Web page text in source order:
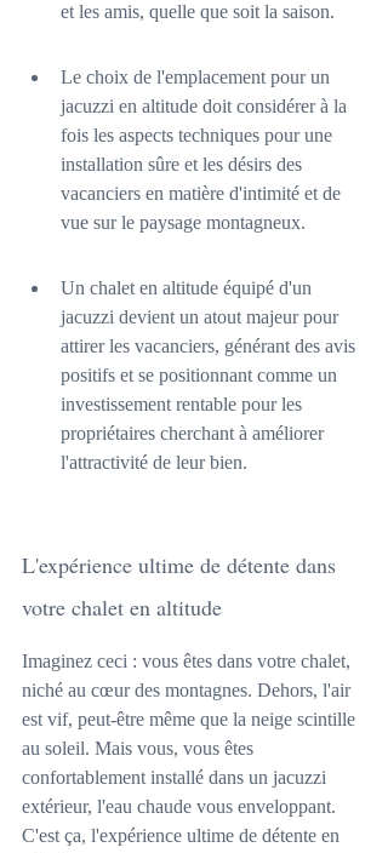
et les amis, quelle que soit la saison.
Le choix de l'emplacement pour un
jacuzzi en altitude doit considérer à la
fois les aspects techniques pour une
installation sûre et les désirs des
vacanciers en matière d'intimité et de
vue sur le paysage montagneux.
Un chalet en altitude équipé d'un
jacuzzi devient un atout majeur pour
attirer les vacanciers, générant des avis
positifs et se positionnant comme un
investissement rentable pour les
propriétaires cherchant à améliorer
l'attractivité de leur bien.
L'expérience ultime de détente dans
votre chalet en altitude
Imaginez ceci : vous êtes dans votre chalet,
niché au cœur des montagnes. Dehors, l'air
est vif, peut-être même que la neige scintille
au soleil. Mais vous, vous êtes
confortablement installé dans un jacuzzi
extérieur, l'eau chaude vous enveloppant.
C'est ça, l'expérience ultime de détente en